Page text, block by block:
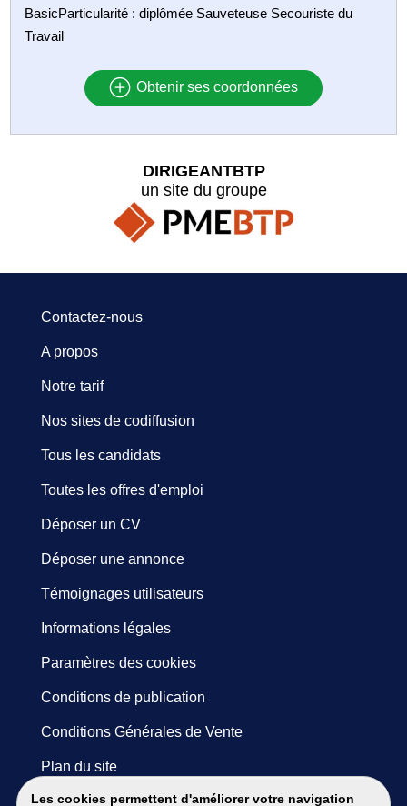
BasicParticularité : diplômée Sauveteuse Secouriste du
Travail
Obtenir ses coordonnées
Les cookies permettent d'améliorer votre navigation
DIRIGEANTBTP
un site du groupe
Contactez-nous
A propos
Notre tarif
Nos sites de codiffusion
Tous les candidats
Toutes les offres d'emploi
Déposer un CV
Déposer une annonce
Témoignages utilisateurs
Informations légales
Paramètres des cookies
Conditions de publication
Conditions Générales de Vente
Plan du site